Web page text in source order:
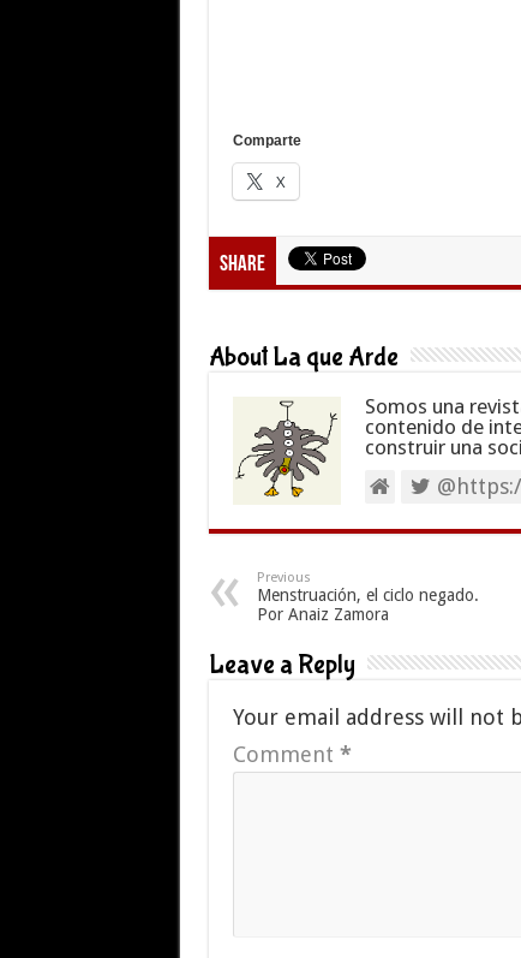
Comparte
X
Share
About La que Arde
Somos una
contenido de
construir una
Previous
Menstruación, el ciclo negado.
Por Anaiz Zamora
Leave a Reply
Your email address will not
Comment *